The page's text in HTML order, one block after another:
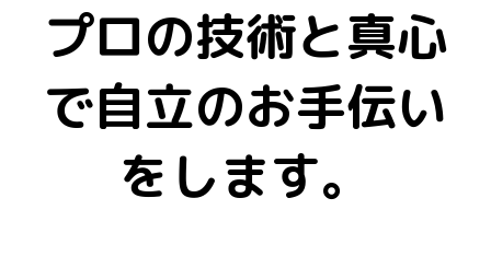
プロの技術と真心
で自立のお手伝い
をします。